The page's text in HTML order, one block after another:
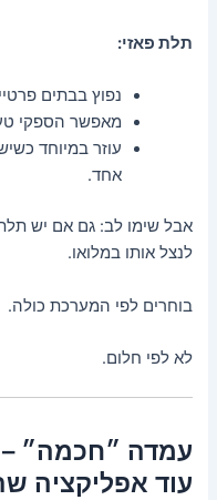
תלת פאזי:
נפוץ בבתים
מאפשר הספקי
עוזר במיוחד
אחד.
אבל שימו לב: גם אם יש
לנצל אותו במלואו.
בוחרים לפי המערכת כולה.
לא לפי חלום.
עמדה ״חכמה״
עוד אפליקציה